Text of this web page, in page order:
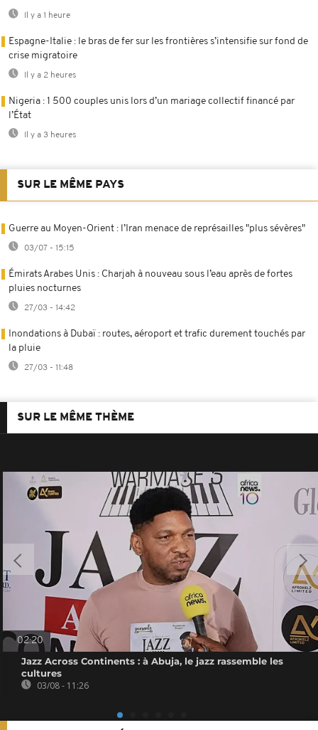
Il y a 1 heure
Espagne-Italie : le bras de fer sur les frontières s’intensifie sur fond de
crise migratoire
Il y a 2 heures
Nigeria : 1 500 couples unis lors d’un mariage collectif financé par
l’État
Il y a 3 heures
SUR LE MÊME PAYS
Guerre au Moyen-Orient : l’Iran menace de représailles "plus sévères"
03/07 - 15:15
Émirats Arabes Unis : Charjah à nouveau sous l’eau après de fortes
pluies nocturnes
27/03 - 14:42
Inondations à Dubaï : routes, aéroport et trafic durement touchés par
la pluie
27/03 - 11:48
SUR LE MÊME THÈME
02:20
Jazz Across Continents : à Abuja, le jazz rassemble les
cultures
03/08 - 11:26